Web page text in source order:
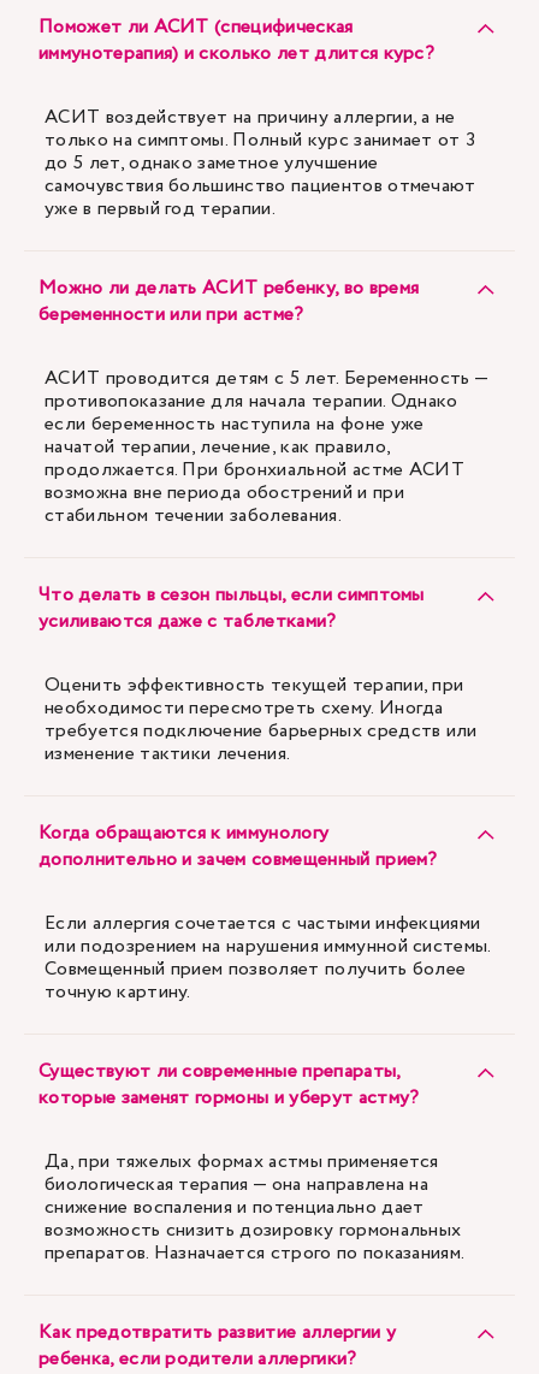
Поможет ли АСИТ (специфическая
иммунотерапия) и сколько лет длится курс?
АСИТ воздействует на причину аллергии, а не
только на симптомы. Полный курс занимает от 3
до 5 лет, однако заметное улучшение
самочувствия большинство пациентов отмечают
уже в первый год терапии.
Можно ли делать АСИТ ребенку, во время
беременности или при астме?
АСИТ проводится детям с 5 лет. Беременность —
противопоказание для начала терапии. Однако
если беременность наступила на фоне уже
начатой терапии, лечение, как правило,
продолжается. При бронхиальной астме АСИТ
возможна вне периода обострений и при
стабильном течении заболевания.
Что делать в сезон пыльцы, если симптомы
усиливаются даже с таблетками?
Оценить эффективность текущей терапии, при
необходимости пересмотреть схему. Иногда
требуется подключение барьерных средств или
изменение тактики лечения.
Когда обращаются к иммунологу
дополнительно и зачем совмещенный прием?
Если аллергия сочетается с частыми инфекциями
или подозрением на нарушения иммунной системы.
Совмещенный прием позволяет получить более
точную картину.
Существуют ли современные препараты,
которые заменят гормоны и уберут астму?
Да, при тяжелых формах астмы применяется
биологическая терапия — она направлена на
снижение воспаления и потенциально дает
возможность снизить дозировку гормональных
препаратов. Назначается строго по показаниям.
Как предотвратить развитие аллергии у
ребенка, если родители аллергики?